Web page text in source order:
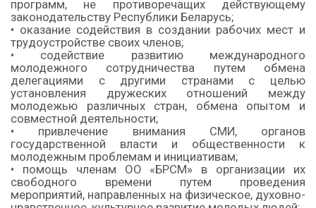
программ, не противоречащих действующему
законодательству Республики Беларусь;
• оказание содействия в создании рабочих мест и
трудоустройстве своих членов;
• содействие развитию международного
молодежного сотрудничества путем обмена
делегациями с другими странами с целью
установления дружеских отношений между
молодежью различных стран, обмена опытом и
совместной деятельности;
• привлечение внимания СМИ, органов
государственной власти и общественности к
молодежным проблемам и инициативам;
• помощь членам ОО «БРСМ» в организации их
свободного времени путем проведения
мероприятий, направленных на физическое, духовно-